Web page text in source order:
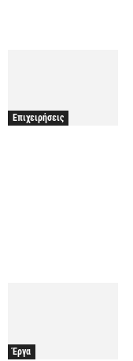
Επιχειρήσεις
Έργα